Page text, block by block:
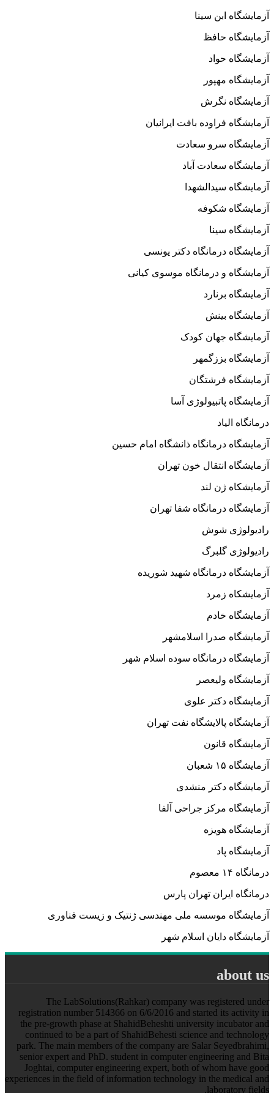
آزمایشگاه ابن سینا
آزمایشگاه حافظ
آزمایشگاه حواد
آزمایشگاه مهپور
آزمایشگاه نگرش
آزمایشگاه فراوده بافت ایرانیان
آزمایشگاه سرو سعادت
آزمایشگاه سعادت آباد
آزمایشگاه سیدالشهدا
آزمایشگاه شکوفه
آزمایشگاه سینا
آزمایشگاه درمانگاه دکتر یونسی
آزمایشگاه و درمانگاه موسوی کیانی
آزمایشگاه برنارد
آزمایشگاه بینش
آزمایشگاه جهان کودک
آزمایشگاه بززگمهر
آزمایشگاه فرشتگان
آزمایشگاه پاتبیولوژی آسا
درمانگاه الیاد
آزمایشگاه درمانگاه ذانشگاه امام حسین
آزمایشگاه انتقال خون تهران
آزمایشکاه ژن لند
آزمایشگاه درمانگاه شفا تهران
رادیولوژی شوش
رادیولوژی گلبرگ
آزمایشگاه درمانگاه شهید شوریده
آزمایشکاه زمرد
آزمایشگاه خادم
آزمایشگاه صدرا اسلامشهر
آزمایشگاه درمانگاه سوده اسلام شهر
آزمایشگاه ولیعصر
آزمایشگاه دکتر علوی
آزمایشگاه پالایشگاه نفت تهران
آزمایشگاه قانون
آزمایشگاه ۱۵ شعبان
آزمایشگاه دکتر منشدی
آزمایشگاه مرکز جراحی آلفا
آزمایشگاه هویزه
آزمایشگاه پاد
درمانگاه ۱۴ معصوم
درمانگاه ایران تهران پارس
آزمایشگاه موسسه ملی مهندسی ژنتیک و زیست فناوری
آزمایشگاه دایان اسلام شهر
about us
The LabSolutions(Rahkar) company was registered under
registration number 514366 on 6/6/2016 and started its activity in
the pre-growth phase at ShahidBeheshti university incubator and
continued to be a part of ShahidBehesti science and technology
park. The main members of the company are Salar Seyedbrahimi,
senior expert and PhD. student in computer engineering and Bita
Joghtai, computer engineering expert, both of whom have good
experiences in the field of information technology in the medical and
laboratory fields.